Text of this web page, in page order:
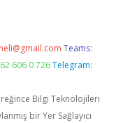
Teams:
606 0 726 Telegram:
Bilgi Teknolojileri
bir Yer Sağlayıcı